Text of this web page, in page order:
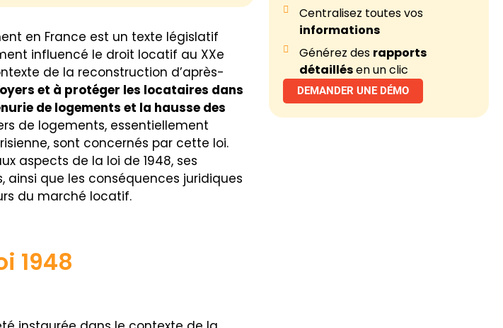
en France est un texte législatif
influencé le droit locatif au XXe
de la reconstruction d’après-
et à protéger les locataires dans
de logements et la hausse des
de logements, essentiellement
sont concernés par cette loi.
aspects de la loi de 1948, ses
que les conséquences juridiques
du marché locatif.
1948
Centralisez toutes vos
informations
Générez des rapports
détaillésen un clic
DEMANDER UNE DÉMO